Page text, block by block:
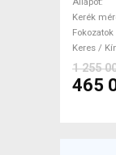
Kerék
Fokozatok
Keres /
1 255
465